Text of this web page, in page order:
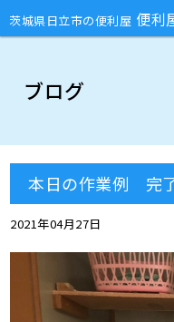
茨城県日立市の便利屋 便利
不用品回収・部屋の片付け
ブログ
本日の作業例 完
2021年04月27日